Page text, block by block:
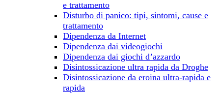
e trattamento
Disturbo di panico: tipi, sintomi, cause e
trattamento
Dipendenza da Internet
Dipendenza dai videogiochi
Dipendenza dai giochi d’azzardo
Disintossicazione ultra rapida da Droghe
Disintossicazione da eroina ultra-rapida e
rapida